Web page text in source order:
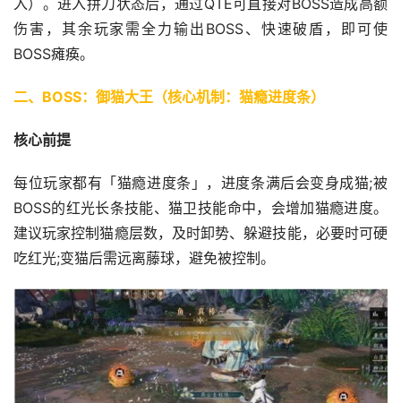
入）。进入拼刀状态后，通过QTE可直接对BOSS造成高额
伤害，其余玩家需全力输出BOSS、快速破盾，即可使
BOSS瘫痪。
二、BOSS：御猫大王（核心机制：猫瘾进度条）
核心前提
每位玩家都有「猫瘾进度条」，进度条满后会变身成猫;被
BOSS的红光长条技能、猫卫技能命中，会增加猫瘾进度。
建议玩家控制猫瘾层数，及时卸势、躲避技能，必要时可硬
吃红光;变猫后需远离藤球，避免被控制。